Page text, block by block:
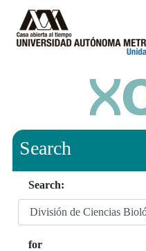
Search
Search:
for